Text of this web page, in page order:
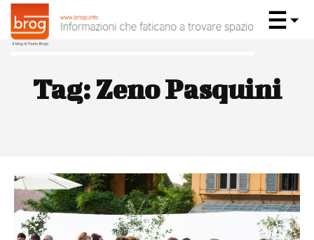
Tag: Zeno Pasquini